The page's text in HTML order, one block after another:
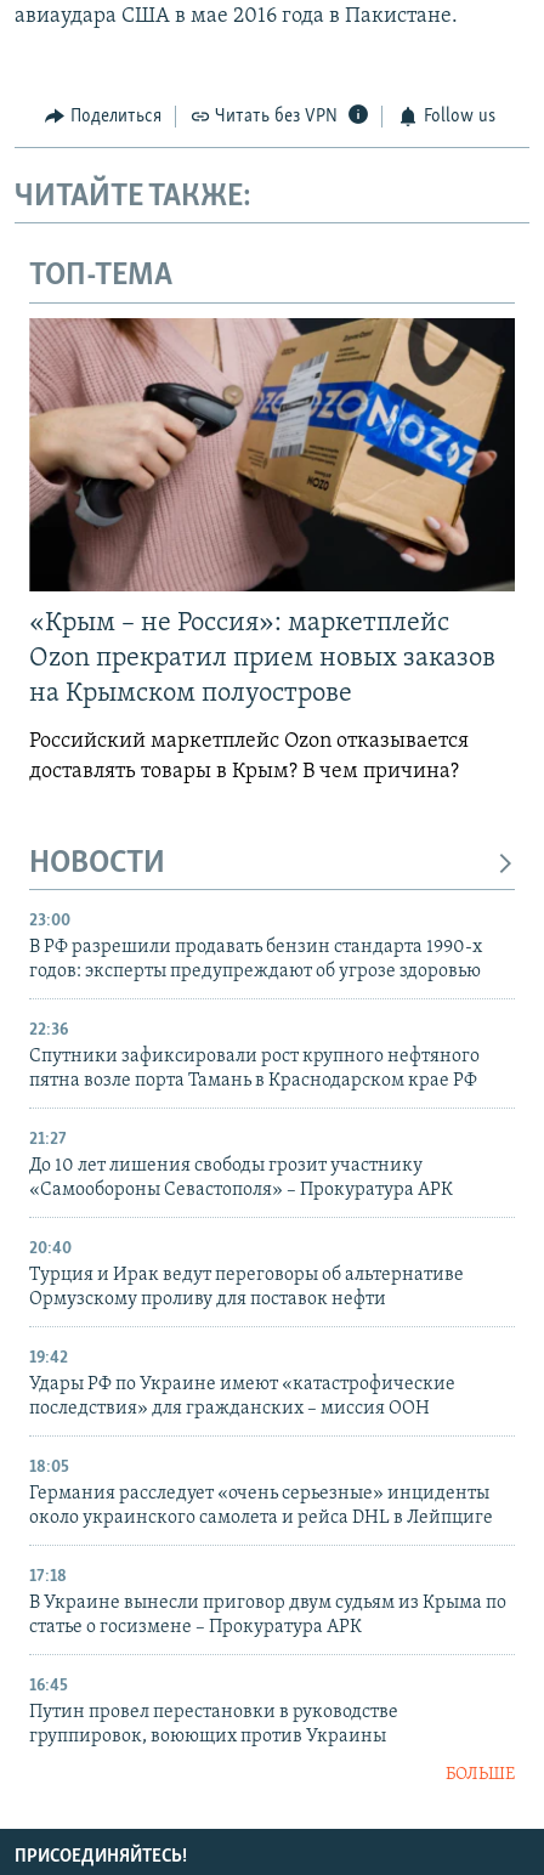
авиаудара США в мае 2016 года в Пакистане.
Поделиться Читать без VPN Follow us
ЧИТАЙТЕ ТАКЖЕ:
ТОП-ТЕМА
«Крым – не Россия»: маркетплейс
Ozon прекратил прием новых заказов
на Крымском полуострове
Российский маркетплейс Ozon отказывается
доставлять товары в Крым? В чем причина?
НОВОСТИ
23:00
В РФ разрешили продавать бензин стандарта 1990-х
годов: эксперты предупреждают об угрозе здоровью
22:36
Спутники зафиксировали рост крупного нефтяного
пятна возле порта Тамань в Краснодарском крае РФ
21:27
До 10 лет лишения свободы грозит участнику
«Самообороны Севастополя» – Прокуратура АРК
20:40
Турция и Ирак ведут переговоры об альтернативе
Ормузскому проливу для поставок нефти
19:42
Удары РФ по Украине имеют «катастрофические
последствия» для гражданских – миссия ООН
18:05
Германия расследует «очень серьезные» инциденты
около украинского самолета и рейса DHL в Лейпциге
17:18
В Украине вынесли приговор двум судьям из Крыма по
статье о госизмене – Прокуратура АРК
16:45
Путин провел перестановки в руководстве
группировок, воюющих против Украины
БОЛЬШЕ
ПРИСОЕДИНЯЙТЕСЬ!